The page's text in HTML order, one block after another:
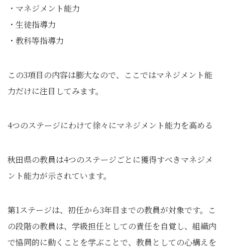
・マネジメント能力
・生徒指導力
・教科等指導力
この3項目の内容は膨大なので、ここではマネジメント能
力だけに注目してみます。
4つのステージにわけて徐々にマネジメント能力を高める
秋田県の教員は4つのステージごとに獲得すべきマネジメ
ント能力が示されています。
第1ステージは、初任から3年目までの教員が対象です。こ
の段階の教員は、学級担任としての責任を自覚し、組織内
で協同的に動くことを学ぶことで、教員としての心構えを